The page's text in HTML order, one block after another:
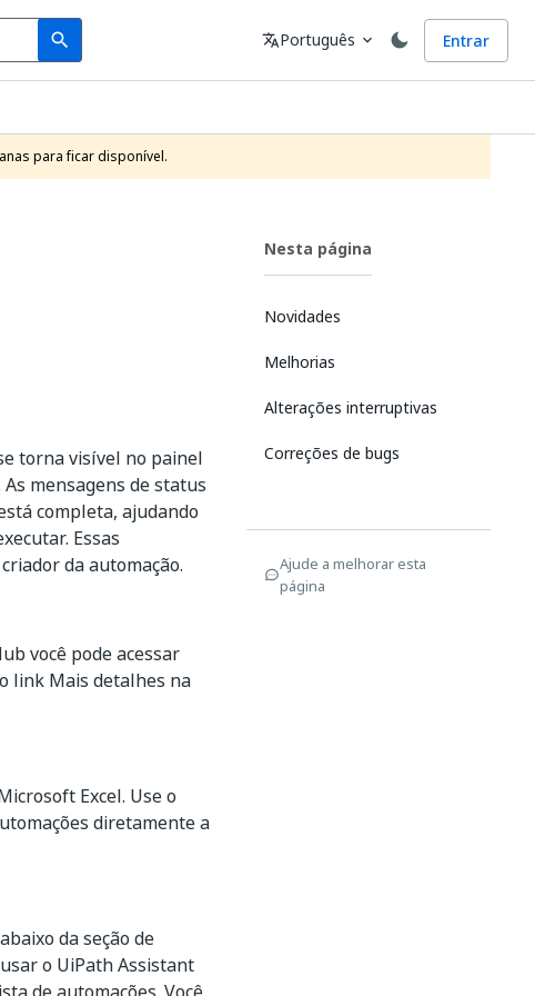
search
Search Idioma
translatePortuguês expand_more Entrar
para ficar disponível.
torna visível no painel
mensagens de status
completa, ajudando
Essas
da automação.
você pode acessar
link Mais detalhes na
Excel. Use o
diretamente a
da seção de
o UiPath Assistant
Nesta página
Novidades
Melhorias
Alterações interruptivas
Correções de bugs
Ajude a melhorar esta
página